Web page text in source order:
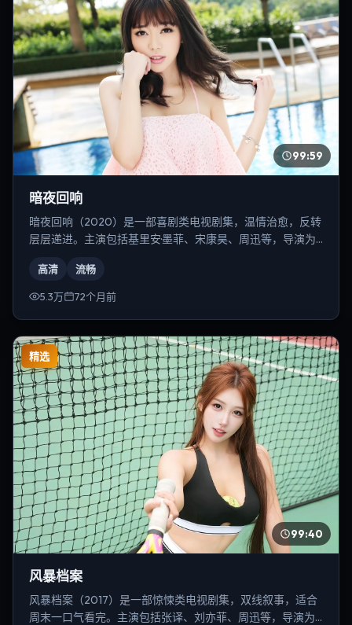
99:59
暗夜回响
暗夜回响（2020）是一部喜剧类电视剧集，温情治愈，反转
层层递进。主演包括基里安·墨菲、宋康昊、周迅等，导演为
高清 流畅
5.3万 72个月前
精选
99:40
风暴档案
风暴档案（2017）是一部惊悚类电视剧集，双线叙事，适合
周末一口气看完。主演包括张译、刘亦菲、周迅等，导演为